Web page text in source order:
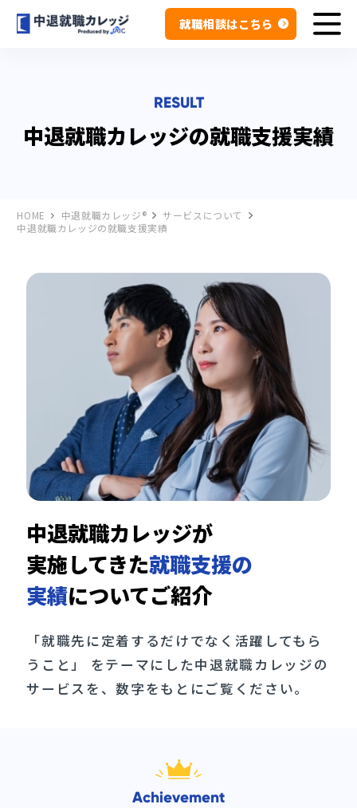
就職相談はこちら
RESULT
中退就職カレッジの就職支援実績
HOME 中退就職カレッジ®
サービスについて
中退就職カレッジの就職支援実績
中退就職カレッジが
実施してきた就職支援の
実績についてご紹介
「就職先に定着するだけでなく活躍してもら
うこと」 をテーマにした中退就職カレッジの
サービスを、数字をもとにご覧ください。
Achievement